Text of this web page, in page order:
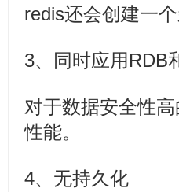
redis还会创建一
3、同时应用RDB
对于数据安全性
性能。
4、无持久化